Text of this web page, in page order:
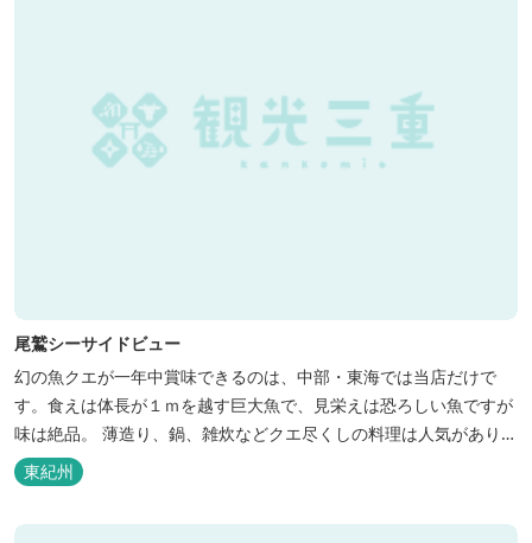
尾鷲シーサイドビュー
幻の魚クエが一年中賞味できるのは、中部・東海では当店だけで
す。食えは体長が１ｍを越す巨大魚で、見栄えは恐ろしい魚ですが
味は絶品。 薄造り、鍋、雑炊などクエ尽くしの料理は人気がありま
す。ぜひご賞味ください（料理だけでも歌。また、宿泊者には船で
の無料遊覧サービス（１時間）を行ないます。
東紀州